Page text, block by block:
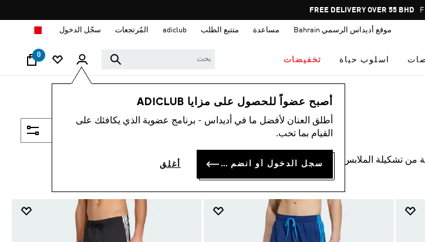
Pause
FREE RETURNS
موقع أديداس الرسمي Bahrain مساعدة متتبع الطلب adiclub المُرتجعات سجّل الدخول
اسلوب حياة تخفيضات
0
أصبح عضواً للحصول على مزايا ADICLUB
أطلق العنان لأفضل ما في أديداس - برنامج عضوية الذي يكافئك على
القيام بما تحب.
سجل الدخول أو انضم الآن أغلق
من تشكيلة الملابس الخاصة بالسباحة